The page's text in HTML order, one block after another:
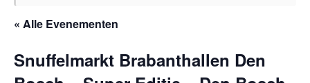
« Alle Evenementen
Snuffelmarkt Brabanthallen Den